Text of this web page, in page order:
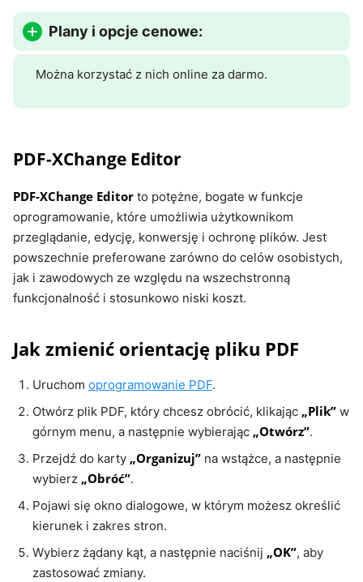
Plany i opcje cenowe:
Można korzystać z nich online za darmo.
PDF-XChange Editor
PDF-XChange Editor to potężne, bogate w funkcje
oprogramowanie, które umożliwia użytkownikom
przeglądanie, edycję, konwersję i ochronę plików. Jest
powszechnie preferowane zarówno do celów osobistych,
jak i zawodowych ze względu na wszechstronną
funkcjonalność i stosunkowo niski koszt.
Jak zmienić orientację pliku PDF
Uruchom oprogramowanie PDF.
Otwórz plik PDF, który chcesz obrócić, klikając „Plik” w
górnym menu, a następnie wybierając „Otwórz”.
Przejdź do karty „Organizuj” na wstążce, a następnie
wybierz „Obróć”.
Pojawi się okno dialogowe, w którym możesz określić
kierunek i zakres stron.
Wybierz żądany kąt, a następnie naciśnij „OK”, aby
zastosować zmiany.